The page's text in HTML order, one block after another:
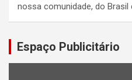
nossa comunidade, do Brasil
Espaço Publicitário